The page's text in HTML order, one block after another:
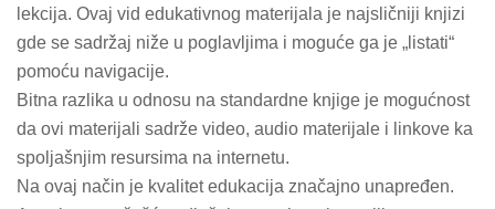
lekcija. Ovaj vid edukativnog materijala je najsličniji knjizi
gde se sadržaj niže u poglavljima i moguće ga je „listati“
pomoću navigacije.
Bitna razlika u odnosu na standardne knjige je mogućnost
da ovi materijali sadrže video, audio materijale i linkove ka
spoljašnjim resursima na internetu.
Na ovaj način je kvalitet edukacija značajno unapređen.